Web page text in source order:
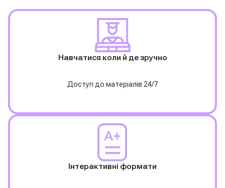
Навчатися коли й де зручно
Доступ до матеріалів 24/7
Інтерактивні формати